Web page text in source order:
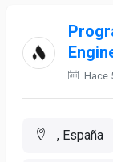
Hace
, España